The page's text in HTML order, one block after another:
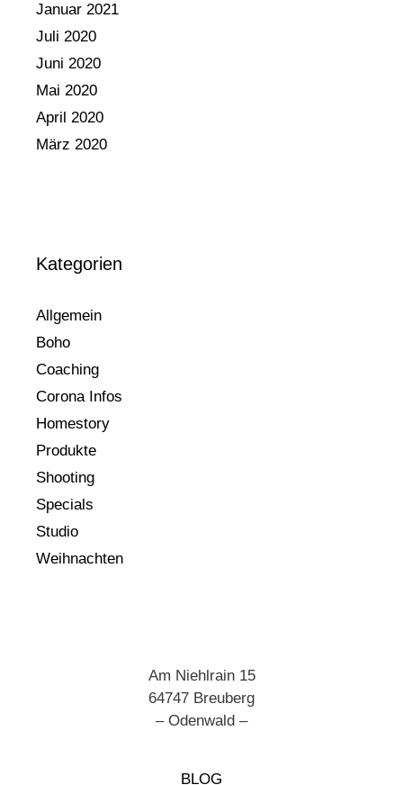
Januar 2021
Juli 2020
Juni 2020
Mai 2020
April 2020
März 2020
Kategorien
Allgemein
Boho
Coaching
Corona Infos
Homestory
Produkte
Shooting
Specials
Studio
Weihnachten
Am Niehlrain 15
64747 Breuberg
– Odenwald –
BLOG